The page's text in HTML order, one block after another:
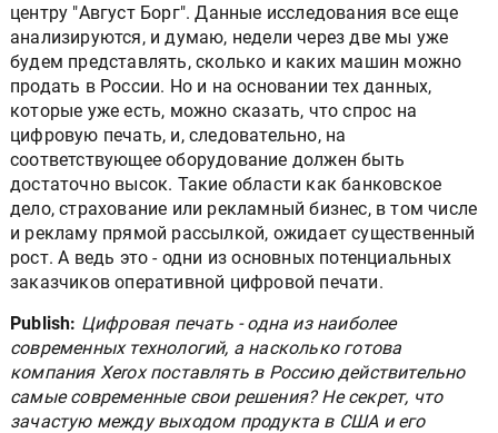
центру "Август Борг". Данные исследования все еще
анализируются, и думаю, недели через две мы уже
будем представлять, сколько и каких машин можно
продать в России. Но и на основании тех данных,
которые уже есть, можно сказать, что спрос на
цифровую печать, и, следовательно, на
соответствующее оборудование должен быть
достаточно высок. Такие области как банковское
дело, страхование или рекламный бизнес, в том числе
и рекламу прямой рассылкой, ожидает существенный
рост. А ведь это - одни из основных потенциальных
заказчиков оперативной цифровой печати.
Publish: Цифровая печать - одна из наиболее
современных технологий, а насколько готова
компания Xerox поставлять в Россию действительно
самые современные свои решения? Не секрет, что
зачастую между выходом продукта в США и его